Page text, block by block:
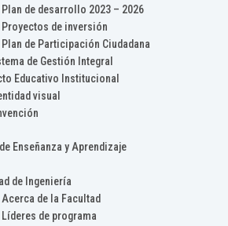
Plan de desarrollo 2023 – 2026
Proyectos de inversión
Plan de Participación Ciudadana
de Gestión Integral
Educativo Institucional
visual
Enseñanza y Aprendizaje
de Ingeniería
Acerca de la Facultad
Líderes de programa